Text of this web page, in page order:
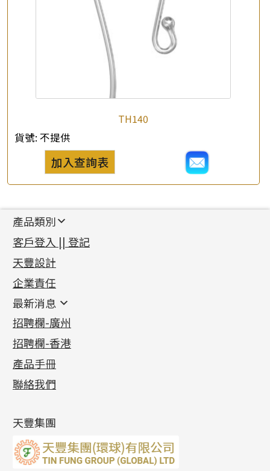
TH140
貨號: 不提供
加入查詢表
產品類別
新產品
足金系列
足金配件
機織鏈系列
珠仔鏈
镶口链
管狀網鏈
十字車花鏈系列
十字閃O鏈系列
十字錘打鏈系列
側身車花鏈系列
側身鏈系列
雙十字鏈系列
水波鏈系列
蛇骨鏈系列
鏈尾系列
首飾配件
耳環類配件
卷迫系列
螺絲迫系列
梅花迫系列
平臺迫系列
綫拍系列
美拍系列
耳環扣系列
耳綫/耳鈎系列
耳環爪頭
耳環
鏈類配件
動感車花吊墜
調節珠系列
生圈扣系列
龍蝦扣系列
鴨俐制系列
字母吊墜
相盒吊墜
項鏈吊墜
生肖吊墜
其他類配件
珠盤系列
袖口鈕系列
焊片及鐳射綫
空心車花管
珠類配件
無孔光身珠
空心光身珠
無孔批花珠
鑲口類
四爪頭系列
六爪頭系列
車花片
動感車花片
鑲口戒指
鑲口手鏈系列
首飾系列
手镯系列
戒指系列
空心耳環
空心车花管首饰链
空心手鐲系列
貴金屬原料
千足金
記憶金屬系列
記憶戒指
拉簧珠珠手鏈
記憶鈦手鐲
客戶登入 || 登記
天豐設計
企業責任
最新消息
最新消息
各項證書(2)
相片集(9)
展覽會資訊
最新產品資訊
招聘欄-廣州
招聘欄-香港
產品手冊
聯絡我們
天豐集團